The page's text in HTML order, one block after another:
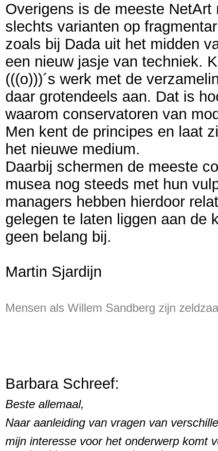
Overigens is de meeste
slechts varianten op
zoals bij Dada uit het midden
een nieuw jasje van techniek.
(((o)))´s werk met de
daar grotendeels aan. Dat is
waarom conservatoren van
Men kent de principes en laat
het nieuwe medium.
Daarbij schermen de meeste
musea nog steeds met hun
managers hebben hierdoor
gelegen te laten liggen aan de
geen belang bij.
Martin Sjardijn
Mensen als Willem Sandberg zijn
Barbara Schreef:
Beste allemaal,
Naar aanleiding van vragen van
mijn interesse voor het onderwerp komt